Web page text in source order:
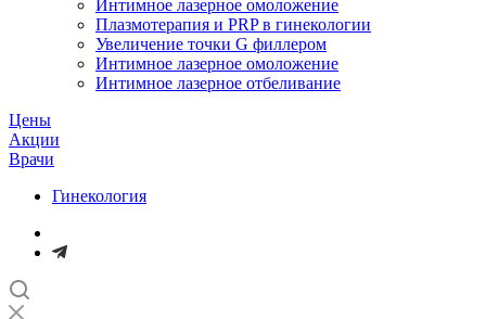
Интимное лазерное омоложение
Плазмотерапия и PRP в гинекологии
Увеличение точки G филлером
Интимное лазерное омоложение
Интимное лазерное отбеливание
Цены
Акции
Врачи
Гинекология